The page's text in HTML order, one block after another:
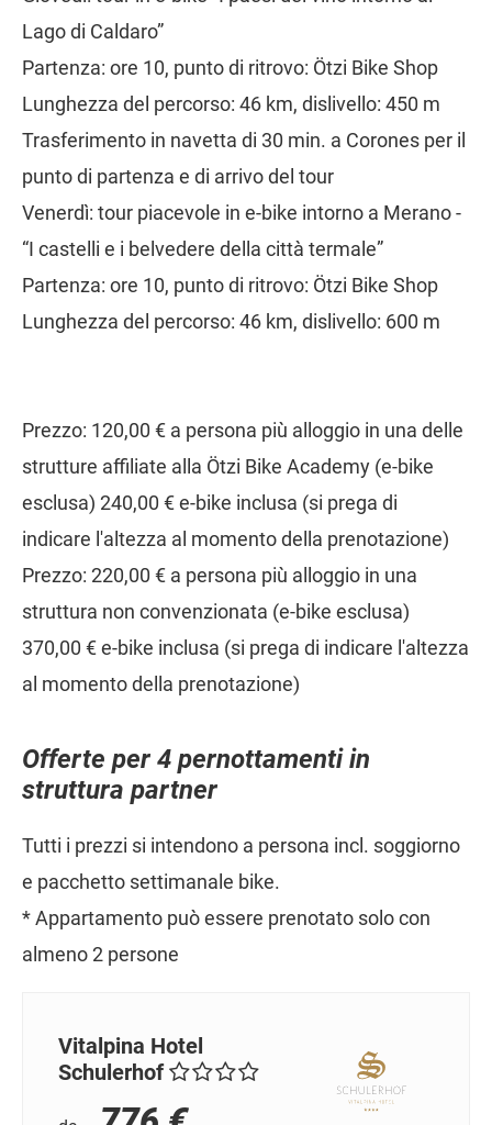
Lago di Caldaro”
Partenza: ore 10, punto di ritrovo: Ötzi Bike Shop
Lunghezza del percorso: 46 km, dislivello: 450 m
Trasferimento in navetta di 30 min. a Corones per il
punto di partenza e di arrivo del tour
Venerdì: tour piacevole in e-bike intorno a Merano -
“I castelli e i belvedere della città termale”
Partenza: ore 10, punto di ritrovo: Ötzi Bike Shop
Lunghezza del percorso: 46 km, dislivello: 600 m
Prezzo: 120,00 € a persona più alloggio in una delle
strutture affiliate alla Ötzi Bike Academy (e-bike
esclusa) 240,00 € e-bike inclusa (si prega di
indicare l'altezza al momento della prenotazione)
Prezzo: 220,00 € a persona più alloggio in una
struttura non convenzionata (e-bike esclusa)
370,00 € e-bike inclusa (si prega di indicare l'altezza
al momento della prenotazione)
Offerte per 4 pernottamenti in
struttura partner
Tutti i prezzi si intendono a persona incl. soggiorno
e pacchetto settimanale bike.
* Appartamento può essere prenotato solo con
almeno 2 persone
Vitalpina Hotel
Schulerhof